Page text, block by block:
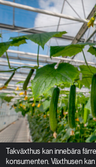
Takväxthus kan innebära
konsumenten. Växthusen